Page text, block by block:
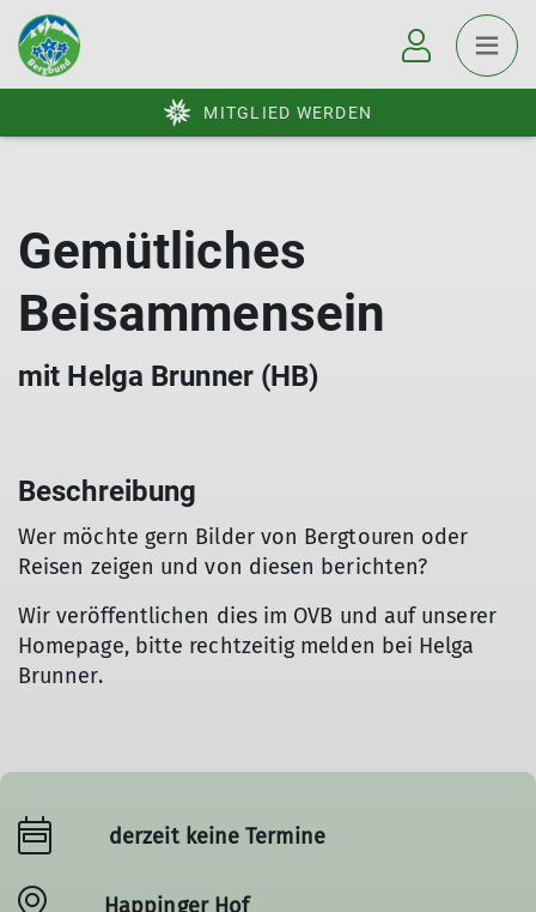
MITGLIED WERDEN
Gemütliches
Beisammensein
mit Helga Brunner (HB)
Beschreibung
Wer möchte gern Bilder von Bergtouren oder
Reisen zeigen und von diesen berichten?
Wir veröffentlichen dies im OVB und auf unserer
Homepage, bitte rechtzeitig melden bei Helga
Brunner.
derzeit keine Termine
Happinger Hof